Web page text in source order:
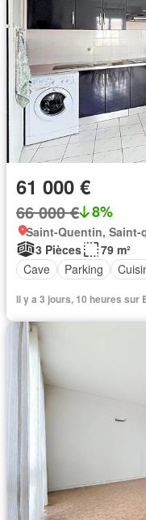
61 000 €
66 000 € 8%
Saint-Quentin, Saint-
3 Pièces
79 m²
Cave
Parking
Il y a 3 jours, 10 heures sur